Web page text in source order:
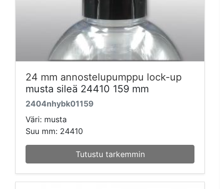
24 mm annostelupumppu lock-up
musta sileä 24410 159 mm
2404nhybk01159
Väri: musta
Suu mm: 24410
Tutustu tarkemmin